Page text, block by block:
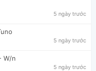
5 ngày trước
5 ngày trước
W/n
5 ngày trước